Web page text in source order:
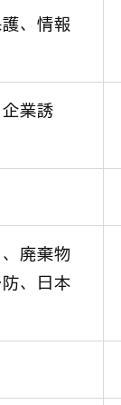
、情報
業誘
廃棄物
、日本